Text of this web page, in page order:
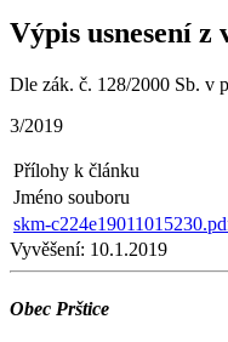
Výpis usnesení z
Dle zák. č. 128/2000 Sb. v
3/2019
Přílohy k článku
Jméno souboru
skm-
Vyvěšení: 10.1.2019
Obec Prštice